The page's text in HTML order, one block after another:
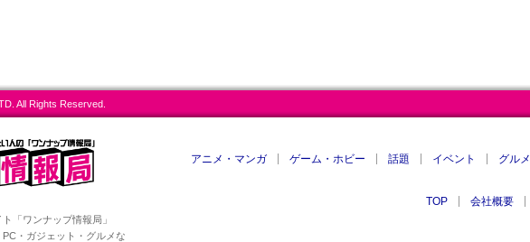
All Rights Reserved.
「ワンナップ情報局」
・ガジェット・グルメな
アニメ・マンガ ゲーム・ホビー 話題 イベント グルメ
TOP 会社概要